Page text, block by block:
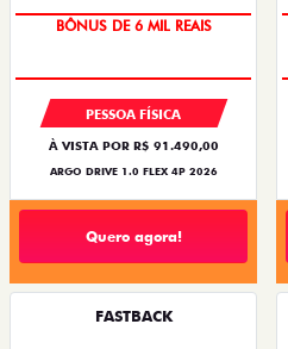
TAXA ZERO
PESSOA FÍSICA
À VISTA POR R$ 91.490,00
ARGO DRIVE 1.0 FLEX 4P 2026
Quero agora!
FASTBACK